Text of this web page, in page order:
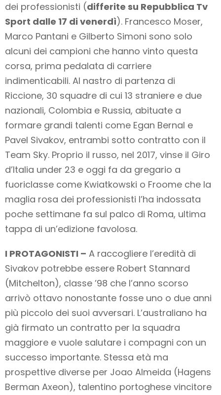
dei professionisti (differite su Repubblica Tv
Sport dalle 17 di venerdì). Francesco Moser,
Marco Pantani e Gilberto Simoni sono solo
alcuni dei campioni che hanno vinto questa
corsa, prima pedalata di carriere
indimenticabili. Al nastro di partenza di
Riccione, 30 squadre di cui 13 straniere e due
nazionali, Colombia e Russia, abituate a
formare grandi talenti come Egan Bernal e
Pavel Sivakov, entrambi sotto contratto con il
Team Sky. Proprio il russo, nel 2017, vinse il Giro
d’Italia under 23 e oggi fa da gregario a
fuoriclasse come Kwiatkowski o Froome che la
maglia rosa dei professionisti l’ha indossata
poche settimane fa sul palco di Roma, ultima
tappa di un’edizione favolosa.
I PROTAGONISTI – A raccogliere l’eredità di
Sivakov potrebbe essere Robert Stannard
(Mitchelton), classe ’98 che l’anno scorso
arrivò ottavo nonostante fosse uno o due anni
più piccolo dei suoi avversari. L’australiano ha
già firmato un contratto per la squadra
maggiore e vuole salutare i compagni con un
successo importante. Stessa età ma
prospettive diverse per Joao Almeida (Hagens
Berman Axeon), talentino portoghese vincitore